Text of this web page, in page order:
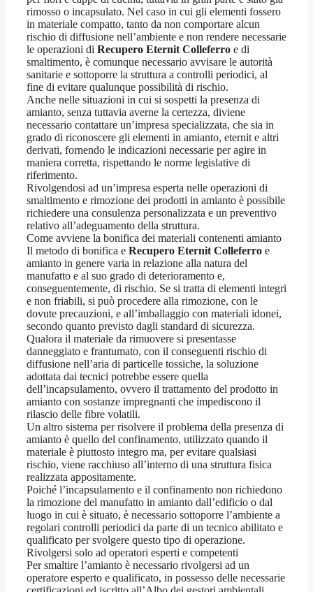
rimosso o incapsulato. Nel caso in cui gli elementi fossero
in materiale compatto, tanto da non comportare alcun
rischio di diffusione nell’ambiente e non rendere necessarie
le operazioni di Recupero Eternit Colleferro e di
smaltimento, è comunque necessario avvisare le autorità
sanitarie e sottoporre la struttura a controlli periodici, al
fine di evitare qualunque possibilità di rischio.
Anche nelle situazioni in cui si sospetti la presenza di
amianto, senza tuttavia averne la certezza, diviene
necessario contattare un’impresa specializzata, che sia in
grado di riconoscere gli elementi in amianto, eternit e altri
derivati, fornendo le indicazioni necessarie per agire in
maniera corretta, rispettando le norme legislative di
riferimento.
Rivolgendosi ad un’impresa esperta nelle operazioni di
smaltimento e rimozione dei prodotti in amianto è possibile
richiedere una consulenza personalizzata e un preventivo
relativo all’adeguamento della struttura.
Come avviene la bonifica dei materiali contenenti amianto
Il metodo di bonifica e Recupero Eternit Colleferro e
amianto in genere varia in relazione alla natura del
manufatto e al suo grado di deterioramento e,
conseguentemente, di rischio. Se si tratta di elementi integri
e non friabili, si può procedere alla rimozione, con le
dovute precauzioni, e all’imballaggio con materiali idonei,
secondo quanto previsto dagli standard di sicurezza.
Qualora il materiale da rimuovere si presentasse
danneggiato e frantumato, con il conseguenti rischio di
diffusione nell’aria di particelle tossiche, la soluzione
adottata dai tecnici potrebbe essere quella
dell’incapsulamento, ovvero il trattamento del prodotto in
amianto con sostanze impregnanti che impediscono il
rilascio delle fibre volatili.
Un altro sistema per risolvere il problema della presenza di
amianto è quello del confinamento, utilizzato quando il
materiale è piuttosto integro ma, per evitare qualsiasi
rischio, viene racchiuso all’interno di una struttura fisica
realizzata appositamente.
Poiché l’incapsulamento e il confinamento non richiedono
la rimozione del manufatto in amianto dall’edificio o dal
luogo in cui è situato, è necessario sottoporre l’ambiente a
regolari controlli periodici da parte di un tecnico abilitato e
qualificato per svolgere questo tipo di operazione.
Rivolgersi solo ad operatori esperti e competenti
Per smaltire l’amianto è necessario rivolgersi ad un
operatore esperto e qualificato, in possesso delle necessarie